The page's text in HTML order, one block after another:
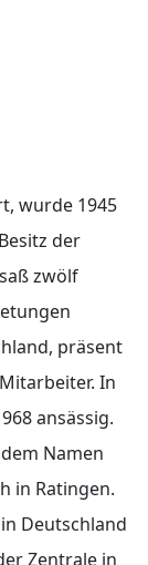
wurde 1945
der
zwölf
präsent
In
ansässig.
Namen
in Ratingen.
Deutschland
Zentrale in